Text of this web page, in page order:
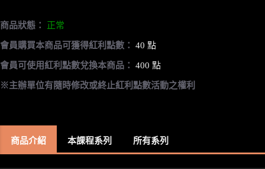
商品狀態： 正常
會員購買本商品可獲得紅利點數： 40 點
會員可使用紅利點數兌換本商品： 400 點
※主辦單位有隨時修改或終止紅利點數活動之權利
商品介紹 本課程系列 所有系列